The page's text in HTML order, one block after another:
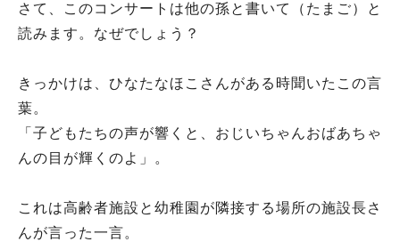
さて、このコンサートは他の孫と書いて（たまご）と
読みます。なぜでしょう？
きっかけは、ひなたなほこさんがある時聞いたこの言
葉。
「子どもたちの声が響くと、おじいちゃんおばあちゃ
んの目が輝くのよ」。
これは高齢者施設と幼稚園が隣接する場所の施設長さ
んが言った一言。